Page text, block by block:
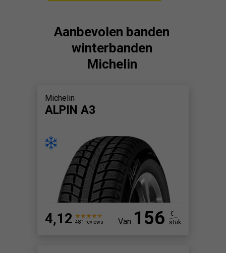
Aanbevolen banden
winterbanden
Michelin
Michelin
ALPIN A3
4,12 481 reviews Van 156
€
stuk